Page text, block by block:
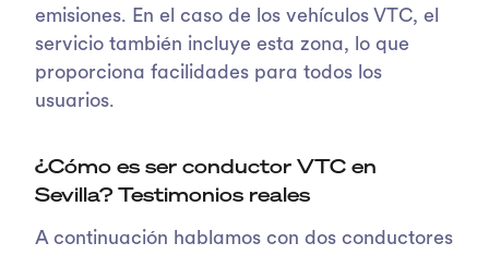
emisiones. En el caso de los vehículos VTC, el
servicio también incluye esta zona, lo que
proporciona facilidades para todos los
usuarios.
¿Cómo es ser conductor VTC en
Sevilla? Testimonios reales
A continuación hablamos con dos conductores